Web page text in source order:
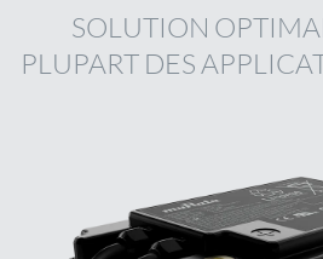
SOLUTION
PLUPART DES